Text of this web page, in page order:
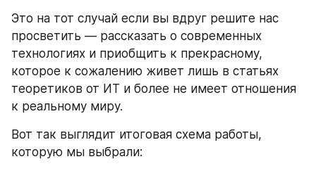
Это на тот случай если вы вдруг решите нас
просветить — рассказать о современных
технологиях и приобщить к прекрасному,
которое к сожалению живет лишь в статьях
теоретиков от ИТ и более не имеет отношения
к реальному миру.
Вот так выглядит итоговая схема работы,
которую мы выбрали: